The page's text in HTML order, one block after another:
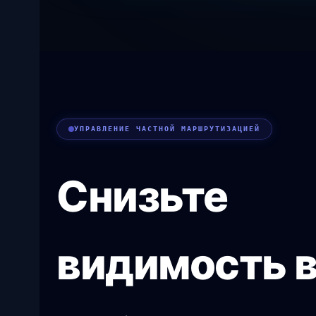
УПРАВЛЕНИЕ ЧАСТНОЙ МАРШРУТИЗАЦИЕЙ
Снизьте
видимость